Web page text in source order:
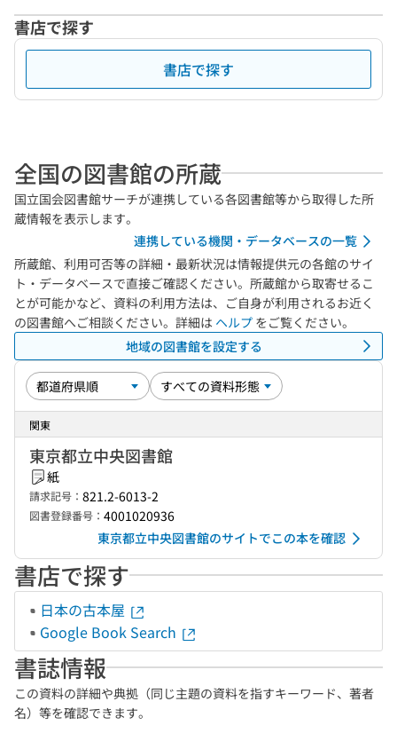
書店で探す
書店で探す
全国の図書館の所蔵
国立国会図書館サーチが連携している各図書館等から取得した所
蔵情報を表示します。
連携している機関・データベースの一覧
所蔵館、利用可否等の詳細・最新状況は情報提供元の各館のサイ
ト・データベースで直接ご確認ください。所蔵館から取寄せるこ
とが可能かなど、資料の利用方法は、ご自身が利用されるお近く
の図書館へご相談ください。詳細は ヘルプ をご覧ください。
地域の図書館を設定する
関東
東京都立中央図書館
紙
請求記号： 821.2-6013-2
図書登録番号： 4001020936
東京都立中央図書館のサイトでこの本を確認
書店で探す
日本の古本屋
Google Book Search
書誌情報
この資料の詳細や典拠（同じ主題の資料を指すキーワード、著者
名）等を確認できます。